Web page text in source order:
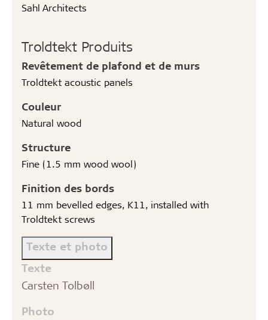
Sahl Architects
Troldtekt Produits
Revêtement de plafond et de murs
Troldtekt acoustic panels
Couleur
Natural wood
Structure
Fine (1.5 mm wood wool)
Finition des bords
11 mm bevelled edges, K11, installed with
Troldtekt screws
Texte et photo
Texte
Carsten Tolbøll
Photo